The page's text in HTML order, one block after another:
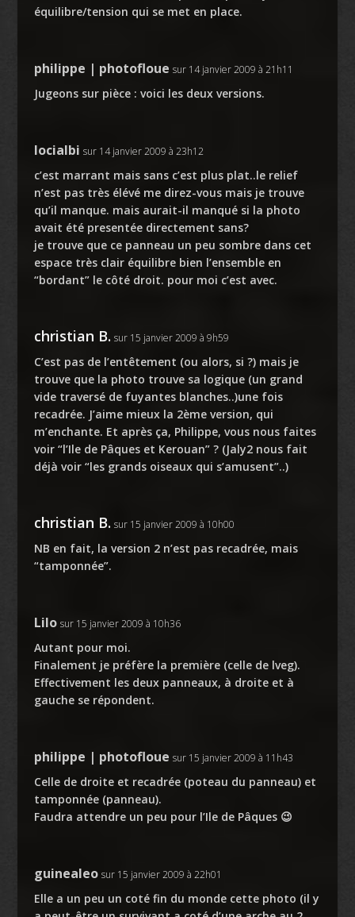
équilibre/tension qui se met en place.
philippe | photofloue sur 14 janvier 2009 à 21h11
Jugeons sur pièce : voici les deux versions.
locialbi sur 14 janvier 2009 à 23h12
c’est marrant mais sans c’est plus plat..le relief
n’est pas très élévé me direz-vous mais je trouve
qu’il manque. mais aurait-il manqué si la photo
avait été presentée directement sans?
je trouve que ce panneau un peu sombre dans cet
espace très clair équilibre bien l’ensemble en
“bordant” le côté droit. pour moi c’est avec.
christian B. sur 15 janvier 2009 à 9h59
C’est pas de l’entêtement (ou alors, si ?) mais je
trouve que la photo trouve sa logique (un grand
vide traversé de fuyantes blanches..)une fois
recadrée. J’aime mieux la 2ème version, qui
m’enchante. Et après ça, Philippe, vous nous faites
voir “l’Ile de Pâques et Kerouan” ? (Jaly2 nous fait
déjà voir “les grands oiseaux qui s’amusent”..)
christian B. sur 15 janvier 2009 à 10h00
NB en fait, la version 2 n’est pas recadrée, mais
“tamponnée”.
Lilo sur 15 janvier 2009 à 10h36
Autant pour moi.
Finalement je préfère la première (celle de lveg).
Effectivement les deux panneaux, à droite et à
gauche se répondent.
philippe | photofloue sur 15 janvier 2009 à 11h43
Celle de droite et recadrée (poteau du panneau) et
tamponnée (panneau).
Faudra attendre un peu pour l’Ile de Pâques 😉
guinealeo sur 15 janvier 2009 à 22h01
Elle a un peu un coté fin du monde cette photo (il y